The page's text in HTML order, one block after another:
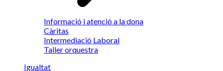
Informació i atenció a la dona
Càritas
Intermediació Laboral
Taller orquestra
Igualtat